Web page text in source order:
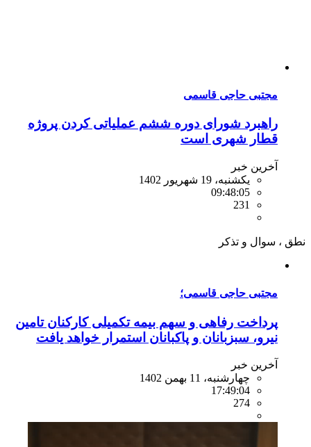
مجتبی حاجی قاسمی
راهبرد شورای دوره ششم عملیاتی کردن پروژه
قطار شهری است
آخرین خبر
یکشنبه، 19 شهریور 1402
09:48:05
231
نطق ، سوال و تذکر
مجتبی حاجی قاسمی؛
پرداخت رفاهی و سهم بیمه تکمیلی کارکنان تامین
نیرو، سبزبانان و پاکبانان استمرار خواهد یافت
آخرین خبر
چهارشنبه، 11 بهمن 1402
17:49:04
274